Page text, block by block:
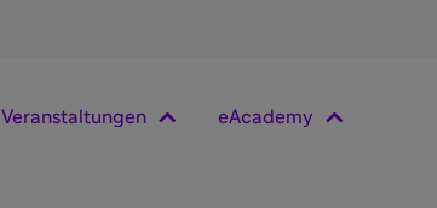
Veranstaltungen eAcademy